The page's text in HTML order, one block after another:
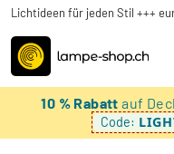
Lichtideen für jeden Stil +++
10 % Rabattauf
Code: